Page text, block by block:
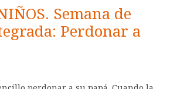
Semana de
Perdonar a